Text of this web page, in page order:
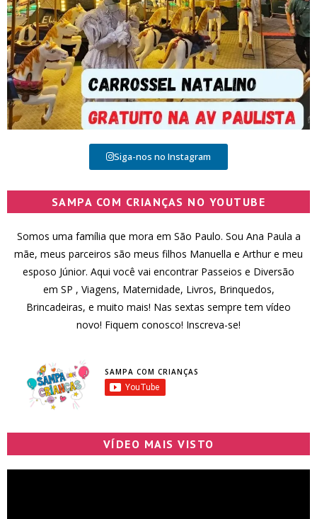
Siga-nos no Instagram
SAMPA COM CRIANÇAS NO YOUTUBE
Somos uma família que mora em São Paulo. Sou Ana Paula a
mãe, meus parceiros são meus filhos Manuella e Arthur e meu
esposo Júnior. Aqui você vai encontrar Passeios e Diversão
em SP , Viagens, Maternidade, Livros, Brinquedos,
Brincadeiras, e muito mais! Nas sextas sempre tem vídeo
novo! Fiquem conosco! Inscreva-se!
SAMPA COM CRIANÇAS
VÍDEO MAIS VISTO